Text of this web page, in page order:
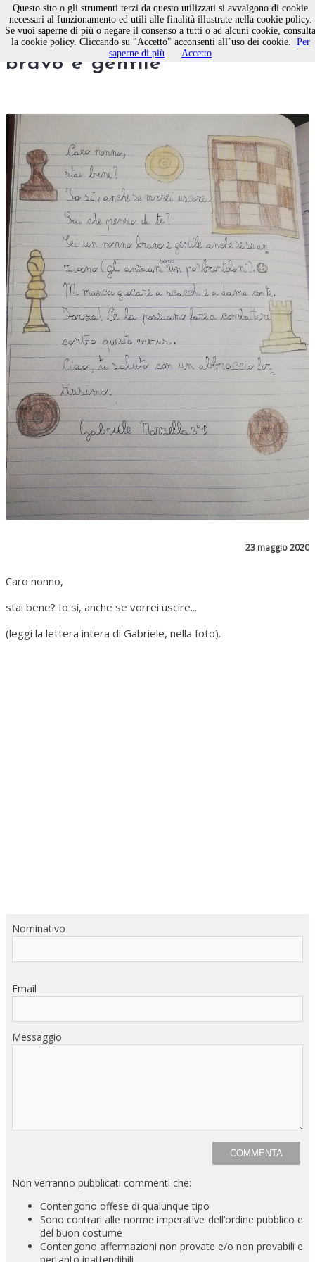
Caro nonno, sei un uomo
bravo e gentile
23 maggio 2020
Caro nonno,
stai bene? Io sì, anche se vorrei uscire...
(leggi la lettera intera di Gabriele, nella foto).
Nominativo
Email
Messaggio
Non verranno pubblicati commenti che:
Contengono offese di qualunque tipo
Sono contrari alle norme imperative dell’ordine pubblico e
del buon costume
Contengono affermazioni non provate e/o non provabili e
pertanto inattendibili
Questo sito o gli strumenti terzi da questo utilizzati si avvalgono di cookie
necessari al funzionamento ed utili alle finalità illustrate nella cookie policy.
Se vuoi saperne di più o negare il consenso a tutti o ad alcuni cookie, consulta
la cookie policy. Cliccando su "Accetto" acconsenti all’uso dei cookie. Per
saperne di più
Accetto